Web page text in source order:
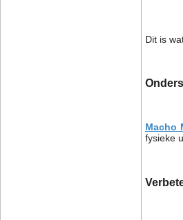
Dit is
Macho
fysieke